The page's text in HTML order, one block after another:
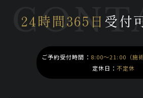
24時間365日 受付
ご予約受付時間： 8:00～21:00（施
定休日：不定休